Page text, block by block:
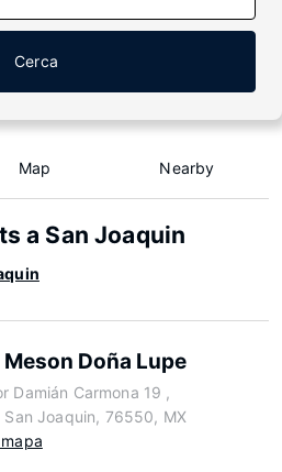
Cerca
Map Nearby
a San Joaquin
Doña Lupe
Damián Carmona 19 ,
San Joaquin, 76550, MX